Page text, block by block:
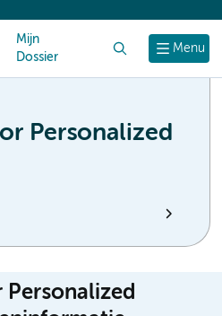
Menu
Mijn
Dossier
Personalized
Personalized